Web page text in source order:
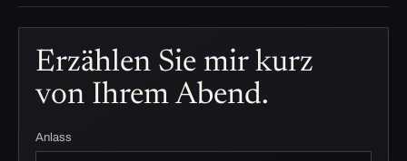
Erzählen Sie mir kurz
von Ihrem Abend.
Anlass